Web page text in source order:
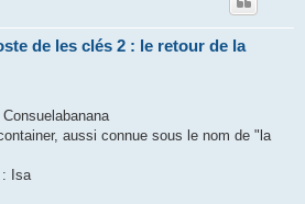
de les clés 2 : le retour de la
aussi connue sous le nom de "la
: Isa